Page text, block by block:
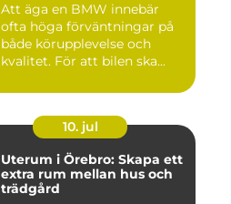
Att äga en BMW innebär
ofta höga förväntningar på
både körupplevelse och
kvalitet. För att bilen ska...
10. jul
Uterum i Örebro: Skapa ett
extra rum mellan hus och
trädgård